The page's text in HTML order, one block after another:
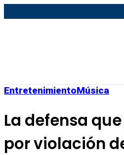
EntretenimientoMúsica
La defensa
por violación